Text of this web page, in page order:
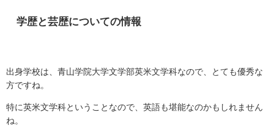
学歴と芸歴についての情報
出身学校は、青山学院大学文学部英米文学科なので、とても優秀な
方ですね。
特に英米文学科ということなので、英語も堪能なのかもしれません
ね。